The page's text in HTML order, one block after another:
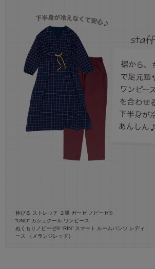
伸びる ストレッチ ２重 ガーゼ ノビーゼ®
“UNO” カシュクール ワンピース
ぬくもりノビーゼ® “RIN” スマート ルームパンツ レディ
ース （メランジレッド）